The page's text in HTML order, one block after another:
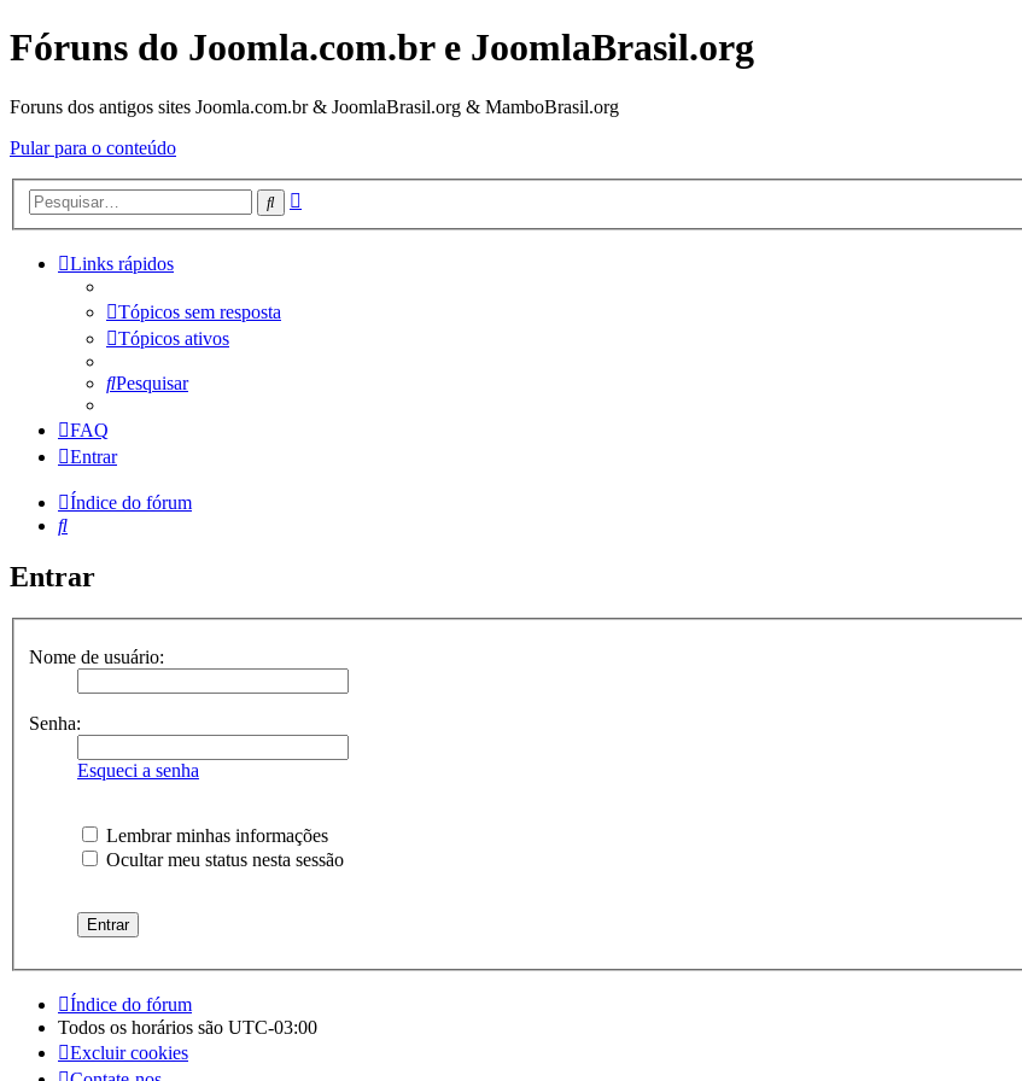
Fóruns do Joomla.com.br e JoomlaBrasil.org
Foruns dos antigos sites Joomla.com.br & JoomlaBrasil.org & MamboBrasil.org
Pular para o conteúdo
Pesquisar
Links rápidos
Tópicos sem resposta
Tópicos ativos
Pesquisar
FAQ
Entrar
Índice do fórum
Pesquisar
Entrar
Nome de usuário:
Senha:
Esqueci a senha
Lembrar minhas informações
Ocultar meu status nesta sessão
Índice do fórum
Todos os horários são UTC-03:00
Excluir cookies